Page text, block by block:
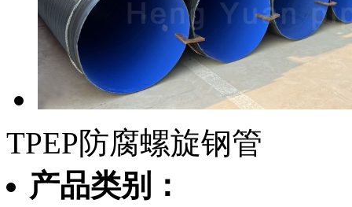
TPEP防腐螺旋钢管
产品类别：